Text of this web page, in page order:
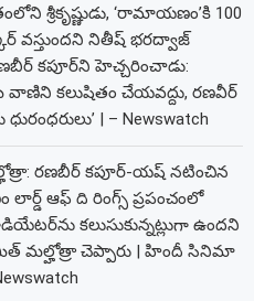
శ్రీకృష్ణుడు, ‘రామాయణం’కి 100
వస్తుందని నితీష్ భరద్వాజ్
కపూర్‌ని హెచ్చరించాడు:
మీ వాణిని కలుషితం చేయవద్దు, రణవీర్
ధురంధరులు’ | – Newswatch
రణబీర్ కపూర్-యష్ నటించిన
ఆఫ్ ది రింగ్స్ ప్రపంచంలో
కలుసుకున్నట్లుగా ఉందని
మల్హోత్రా చెప్పారు | హిందీ సినిమా